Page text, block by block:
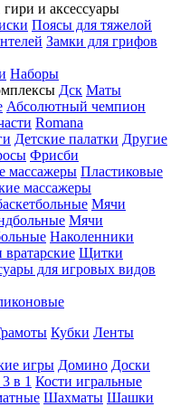
и аксессуары
Поясы для тяжелой
Замки для грифов
Наборы
Дск Маты
Абсолютный чемпион
Romana
Детские палатки Другие
Фрисби
массажеры Пластиковые
массажеры
Мячи
Мячи
Наколенники
вратарские Щитки
для игровых видов
Кубки Ленты
игры Домино Доски
в 1 Кости игральные
Шахматы Шашки